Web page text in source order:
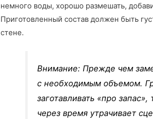
немного воды, хорошо размешать,
Приготовленный состав должен быть
стене.
Внимание: Прежде чем
с необходимым объемом.
заготавливать «про
через время утрачивает